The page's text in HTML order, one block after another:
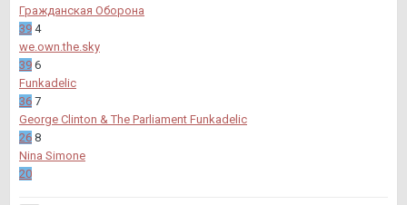
Гражданская Оборона
39 4
we.own.the.sky
39 6
Funkadelic
36 7
George Clinton & The Parliament Funkadelic
26 8
Nina Simone
20